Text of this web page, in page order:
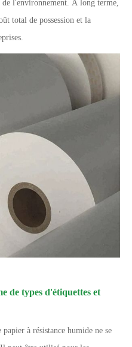
de l'environnement. À long terme,
total de possession et la
de types d'étiquettes et
à résistance humide ne se